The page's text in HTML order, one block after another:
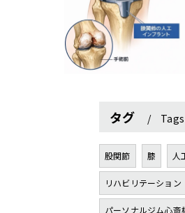
タグ Tags
股関節 膝 人
リハビリテーション
パーソナルジム心斎